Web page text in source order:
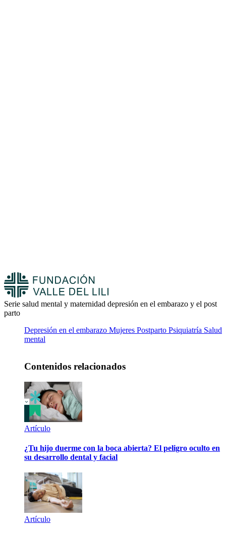
Serie salud mental y maternidad depresión en el embarazo y el post
parto
Depresión en el embarazo Mujeres Postparto Psiquiatría Salud
mental
Contenidos relacionados
Artículo
¿Tu hijo duerme con la boca abierta? El peligro oculto en
su desarrollo dental y facial
Artículo